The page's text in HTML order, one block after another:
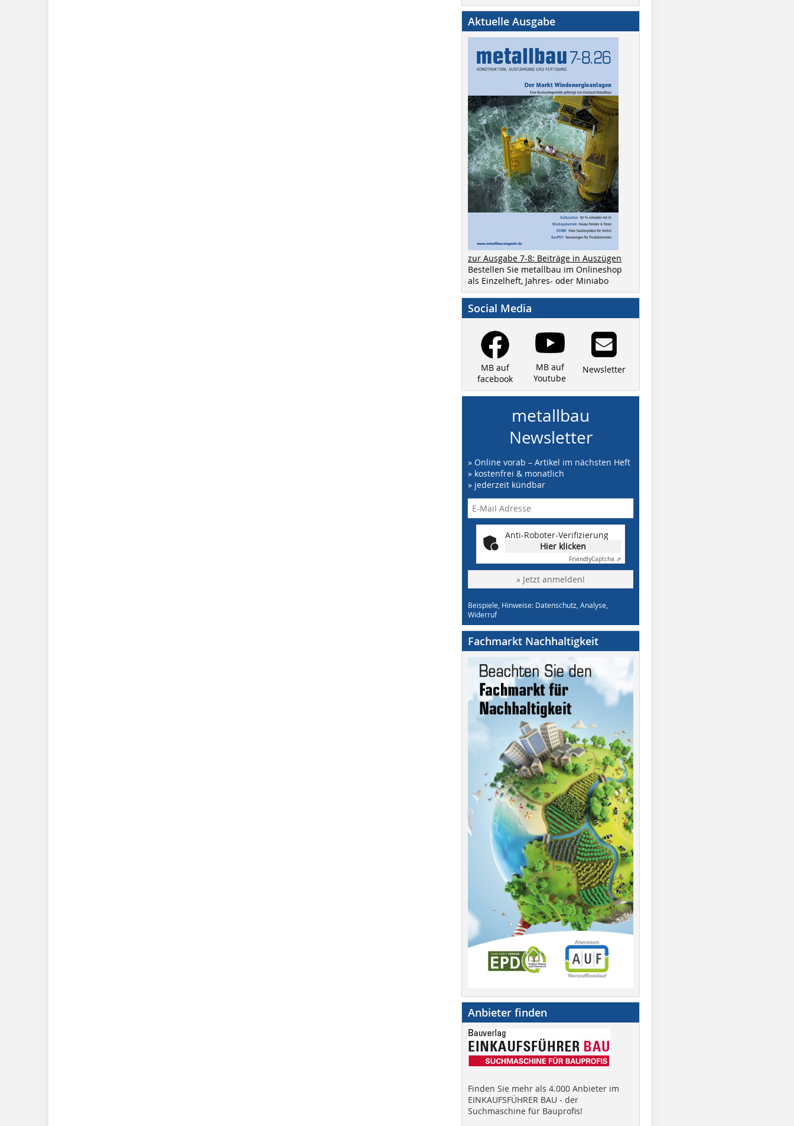
Aktuelle Ausgabe
zur Ausgabe 7-8: Beiträge in Auszügen
Bestellen Sie metallbau im Onlineshop
als Einzelheft, Jahres- oder Miniabo
Social Media
MB auf
facebook
MB auf
Youtube
Newsletter
metallbau
Newsletter
» Online vorab – Artikel im nächsten Heft
» kostenfrei & monatlich
» jederzeit kündbar
Anti-Roboter-Verifizierung
Hier klicken
FriendlyCaptcha ⇗
» Jetzt anmelden!
Beispiele, Hinweise: Datenschutz, Analyse,
Widerruf
Fachmarkt Nachhaltigkeit
Anbieter finden
Finden Sie mehr als 4.000 Anbieter im
EINKAUFSFÜHRER BAU - der
Suchmaschine für Bauprofis!